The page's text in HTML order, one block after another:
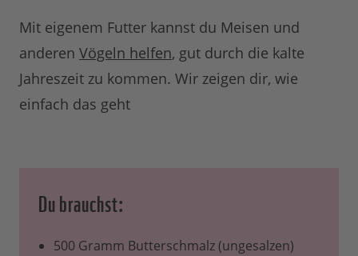
Mit eigenem Futter kannst du Meisen und
anderen Vögeln helfen, gut durch die kalte
Jahreszeit zu kommen. Wir zeigen dir, wie
einfach das geht
Du brauchst:
500 Gramm Butterschmalz (ungesalzen)